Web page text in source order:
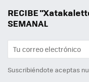
RECIBE
SEMANAL
Suscribiéndote aceptas